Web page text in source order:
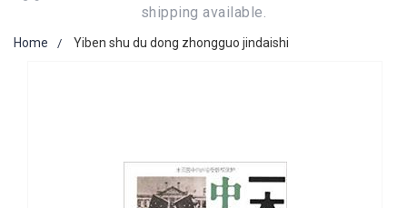
shipping available.
Home Yiben shu du dong zhongguo jindaishi